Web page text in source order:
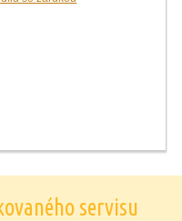
servisu